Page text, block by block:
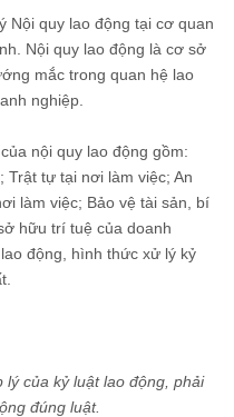
Nội quy lao động tại cơ quan
Nội quy lao động là cơ sở
mắc trong quan hệ lao
nghiệp.
nội quy lao động gồm:
tự tại nơi làm việc; An
làm việc; Bảo vệ tài sản, bí
hữu trí tuệ của doanh
động, hình thức xử lý kỷ
của kỷ luật lao động, phải
đúng luật.